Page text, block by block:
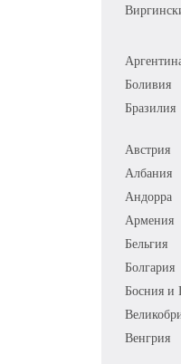
Боливия
Бразилия
Австрия
Албания
Андорра
Армения
Бельгия
Болгария
Босния и
Венгрия